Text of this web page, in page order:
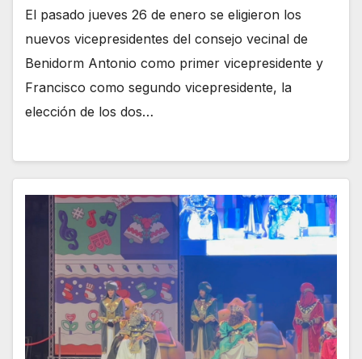
El pasado jueves 26 de enero se eligieron los
nuevos vicepresidentes del consejo vecinal de
Benidorm Antonio como primer vicepresidente y
Francisco como segundo vicepresidente, la
elección de los dos…